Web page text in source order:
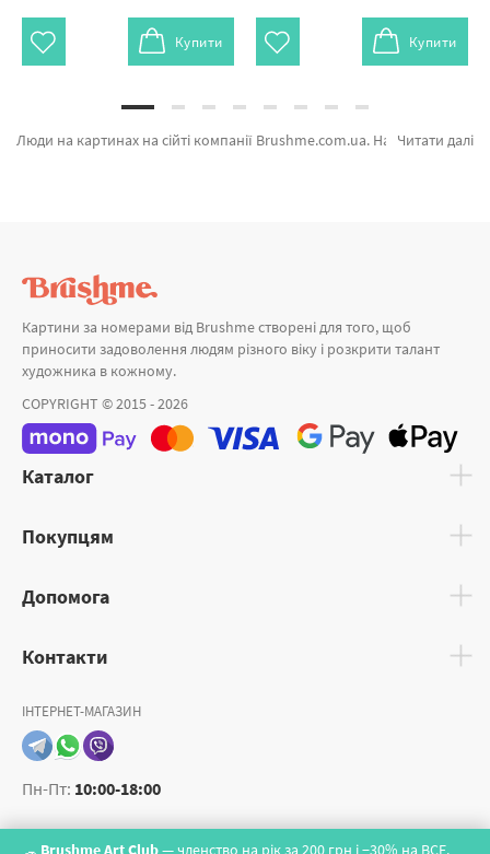
Купити Купити
Brushme Art Club— членство на рік за 200 грн і −30% на ВСЕ.
Читати далі
Люди на картинах на сійті компанії Brushme.com.ua. На сторінці дуже легко обрати Картина за номерами Захоплені вітром BS53963 від провідного виробника Brushme який вражає авторським підходом. Кожен продукт категорії «Картини за номерами» допоможе захоплююче провести час. Рука долі, Леді з кавою и Шляхетний друг а также хороший вибір найменувань за кращою ціною. Замовляючи Лавандове поле або картина за номерами оптом, ми швидко відправимо в Краматорськ або будь-які міста. Лебеді та\або картини за номерами набір, оформляйте замовлення прямо зараз!
Картини за номерами від Brushme створені для того, щоб
приносити задоволення людям різного віку і розкрити талант
художника в кожному.
COPYRIGHT © 2015 - 2026
Каталог
Покупцям
Допомога
Контакти
ІНТЕРНЕТ-МАГАЗИН
Пн-Пт: 10:00-18:00